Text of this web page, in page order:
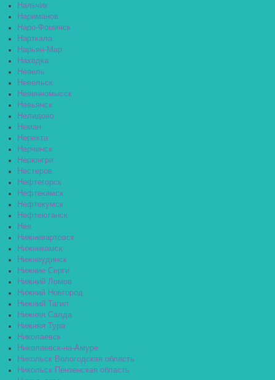
Нальчик
Нариманов
Наро-Фоминск
Нарткала
Нарьян-Мар
Находка
Невель
Невельск
Невинномысск
Невьянск
Нелидово
Неман
Нерехта
Нерчинск
Нерюнгри
Нестеров
Нефтегорск
Нефтекамск
Нефтекумск
Нефтеюганск
Нея
Нижневартовск
Нижнекамск
Нижнеудинск
Нижние Серги
Нижний Ломов
Нижний Новгород
Нижний Тагил
Нижняя Салда
Нижняя Тура
Николаевск
Николаевск-на-Амуре
Никольск Вологодская область
Никольск Пензенская область